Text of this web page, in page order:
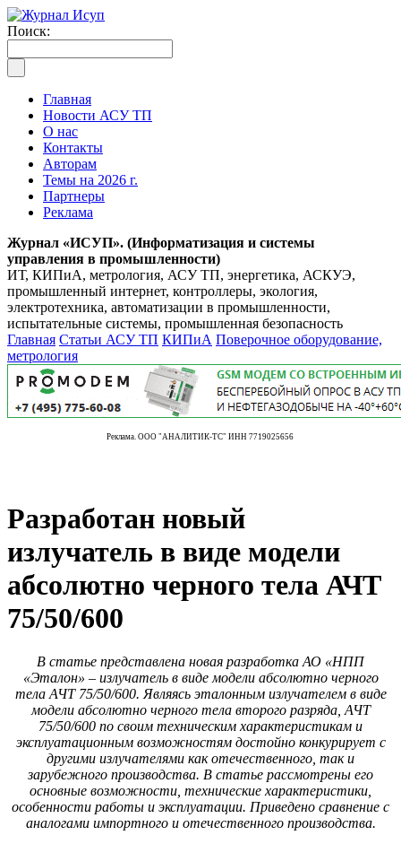
Поиск:
Главная
Новости АСУ ТП
О нас
Контакты
Авторам
Темы на 2026 г.
Партнеры
Реклама
Журнал «ИСУП». (Информатизация и системы
управления в промышленности)
ИТ, КИПиА, метрология, АСУ ТП, энергетика, АСКУЭ,
промышленный интернет, контроллеры, экология,
электротехника, автоматизации в промышленности,
испытательные системы, промышленная безопасность
Главная Статьи АСУ ТП КИПиА Поверочное оборудование,
метрология
Реклама. ООО "АНАЛИТИК-ТС" ИНН 7719025656
Разработан новый
излучатель в виде модели
абсолютно черного тела АЧТ
75/50/600
В статье представлена новая разработка АО «НПП
«Эталон» – излучатель в виде модели абсолютно черного
тела АЧТ 75/50/600. Являясь эталонным излучателем в виде
модели абсолютно черного тела второго разряда, АЧТ
75/50/600 по своим техническим характеристикам и
эксплуатационным возможностям достойно конкурирует с
другими излучателями как отечественного, так и
зарубежного производства. В статье рассмотрены его
основные возможности, технические характеристики,
особенности работы и эксплуатации. Приведено сравнение с
аналогами импортного и отечественного производства.